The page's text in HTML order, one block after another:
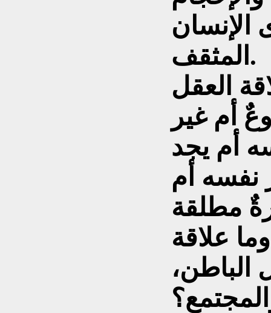
الإنسان
المثقف.
العقل
أم غير
أم يجد
نفسه أم
مطلقة
علاقة
الباطن،